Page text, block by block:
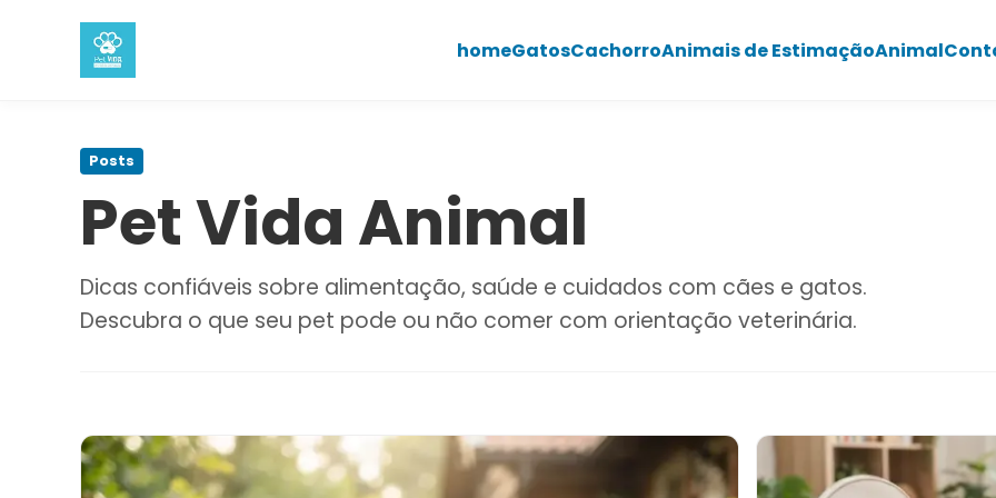
homeGatosCachorroAnimais de EstimaçãoAnimal
conteúdo
Posts
Pet Vida Animal
Dicas confiáveis sobre alimentação, saúde e cuidados com cães e gatos.
Descubra o que seu pet pode ou não comer com orientação veterinária.